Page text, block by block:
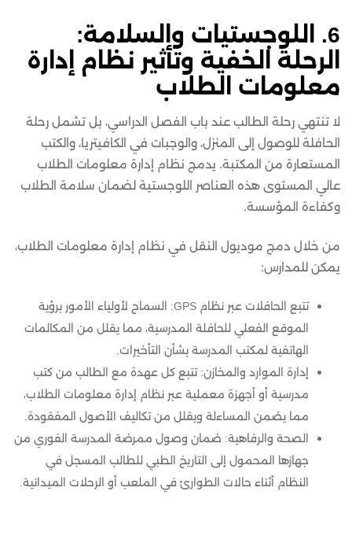
6. اللوجستيات والسلامة:
الرحلة الخفية وتأثير نظام إدارة
معلومات الطلاب
لا تنتهي رحلة الطالب عند باب الفصل الدراسي، بل تشمل رحلة
الحافلة للوصول إلى المنزل، والوجبات في الكافيتريا، والكتب
المستعارة من المكتبة. يدمج نظام إدارة معلومات الطلاب
عالي المستوى هذه العناصر اللوجستية لضمان سلامة الطلاب
وكفاءة المؤسسة.
من خلال دمج موديول النقل في نظام إدارة معلومات الطلاب،
يمكن للمدارس:
تتبع الحافلات عبر نظام GPS: السماح لأولياء الأمور برؤية
الموقع الفعلي للحافلة المدرسية، مما يقلل من المكالمات
الهاتفية لمكتب المدرسة بشأن التأخيرات.
إدارة الموارد والمخازن: تتبع كل عهدة مع الطالب من كتب
مدرسية أو أجهزة معملية عبر نظام إدارة معلومات الطلاب،
مما يضمن المساءلة ويقلل من تكاليف الأصول المفقودة.
الصحة والرفاهية: ضمان وصول ممرضة المدرسة الفوري من
جهازها المحمول إلى التاريخ الطبي للطالب المسجل في
النظام أثناء حالات الطوارئ في الملعب أو الرحلات الميدانية.